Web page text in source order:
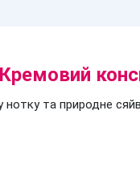
Кремовий
та природне